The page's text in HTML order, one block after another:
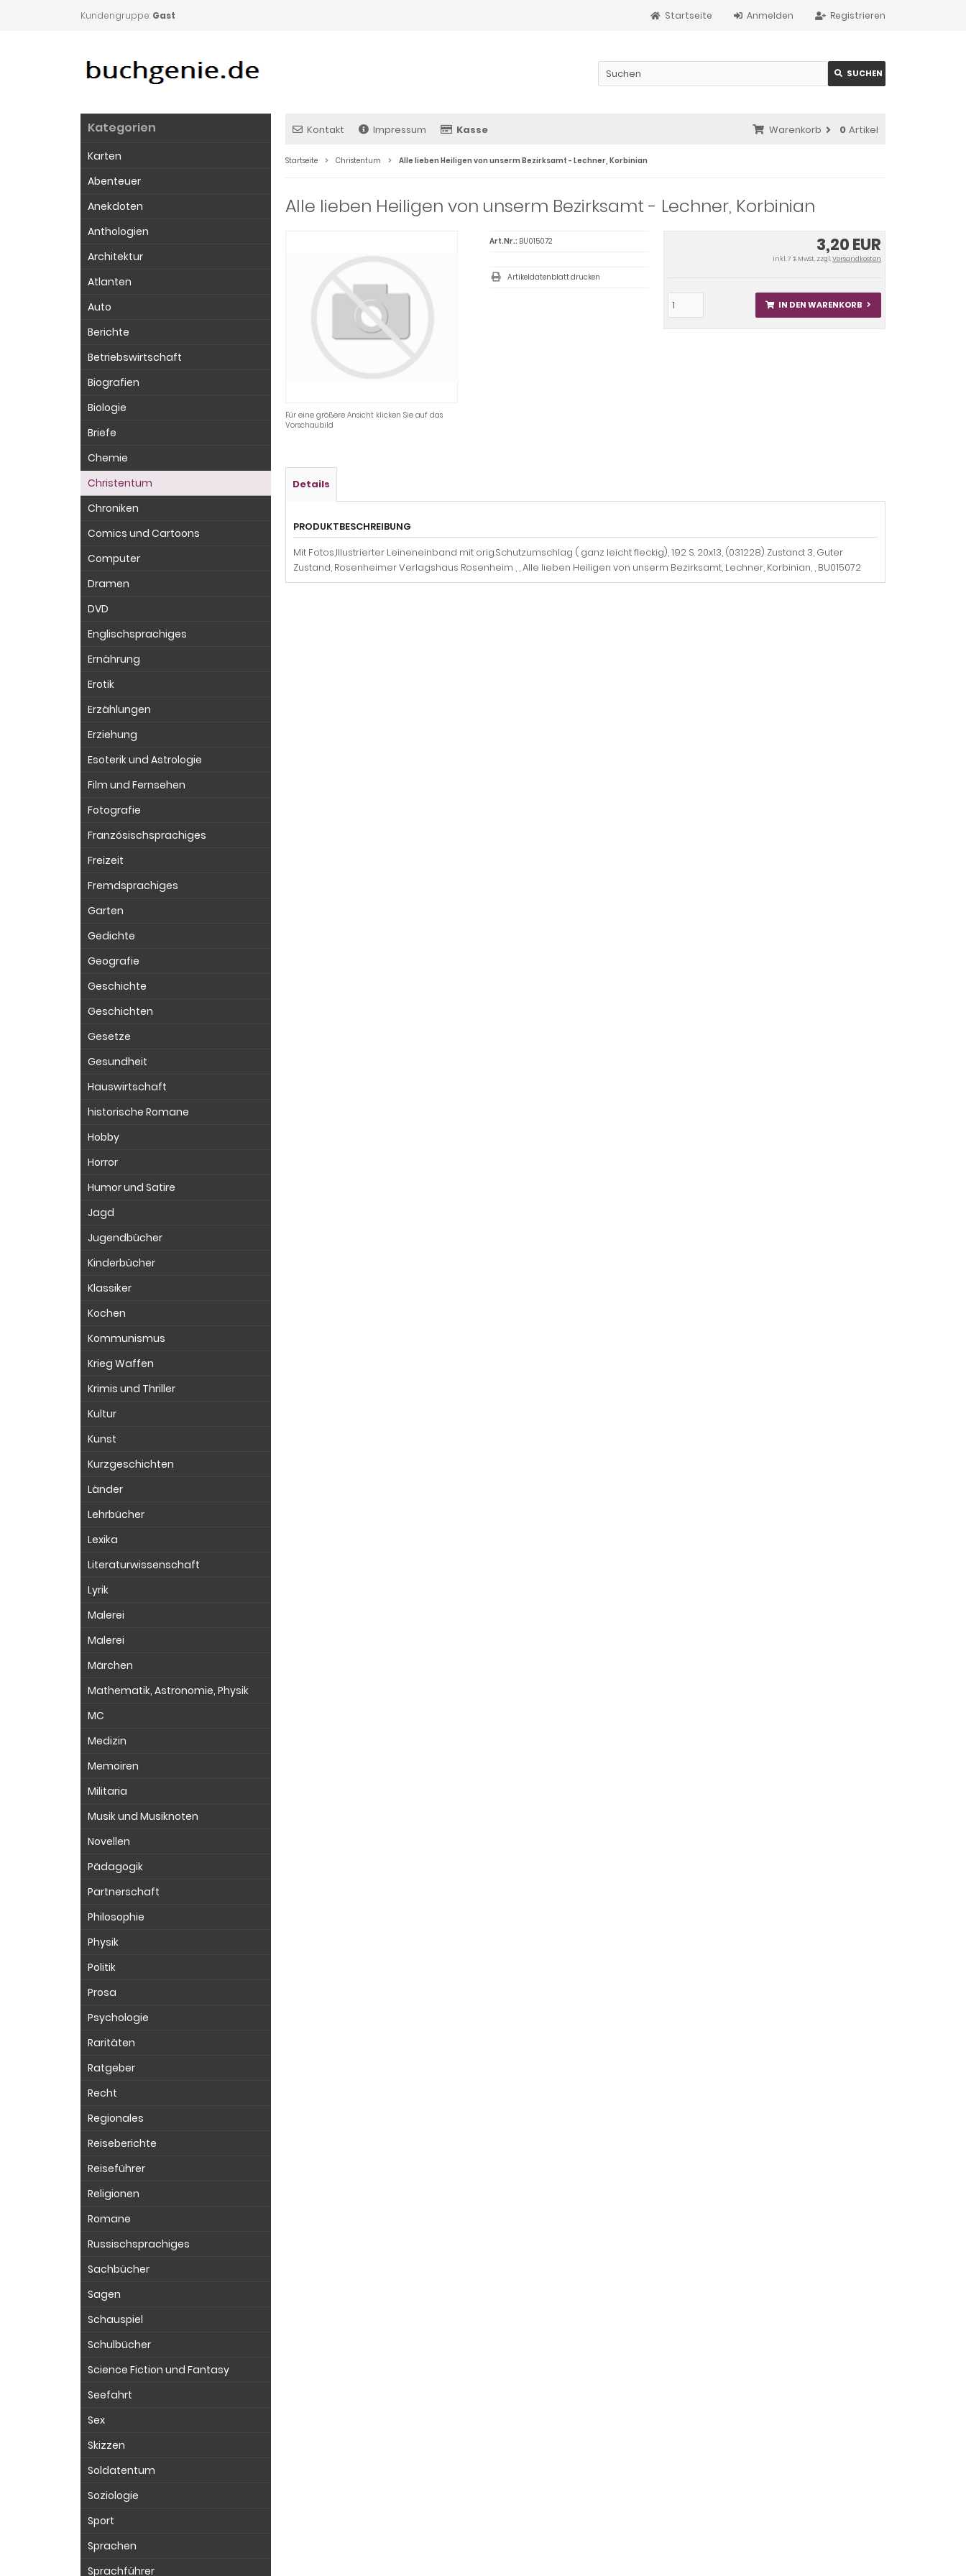
Kundengruppe: Gast Registrieren
Anmelden
Startseite
SUCHEN
Kontakt Impressum Kasse Warenkorb 0 Artikel
Startseite Christentum Alle lieben Heiligen von unserm Bezirksamt - Lechner, Korbinian
Alle lieben Heiligen von unserm Bezirksamt - Lechner, Korbinian
Für eine größere Ansicht klicken Sie auf das
Vorschaubild
3,20 EUR
inkl. 7 % MwSt. zzgl.Versandkosten
IN DEN WARENKORB
Art.Nr.: BU015072
Artikeldatenblatt drucken
Details
PRODUKTBESCHREIBUNG
Mit Fotos,Illustrierter Leineneinband mit orig.Schutzumschlag ( ganz leicht fleckig), 192 S. 20x13, (031228) Zustand: 3, Guter
Zustand, Rosenheimer Verlagshaus Rosenheim , , Alle lieben Heiligen von unserm Bezirksamt, Lechner, Korbinian, , BU015072
Kategorien
Karten
Abenteuer
Anekdoten
Anthologien
Architektur
Atlanten
Auto
Berichte
Betriebswirtschaft
Biografien
Biologie
Briefe
Chemie
Christentum
Chroniken
Comics und Cartoons
Computer
Dramen
DVD
Englischsprachiges
Ernährung
Erotik
Erzählungen
Erziehung
Esoterik und Astrologie
Film und Fernsehen
Fotografie
Französischsprachiges
Freizeit
Fremdsprachiges
Garten
Gedichte
Geografie
Geschichte
Geschichten
Gesetze
Gesundheit
Hauswirtschaft
historische Romane
Hobby
Horror
Humor und Satire
Jagd
Jugendbücher
Kinderbücher
Klassiker
Kochen
Kommunismus
Krieg Waffen
Krimis und Thriller
Kultur
Kunst
Kurzgeschichten
Länder
Lehrbücher
Lexika
Literaturwissenschaft
Lyrik
Malerei
Malerei
Märchen
Mathematik, Astronomie, Physik
MC
Medizin
Memoiren
Militaria
Musik und Musiknoten
Novellen
Pädagogik
Partnerschaft
Philosophie
Physik
Politik
Prosa
Psychologie
Raritäten
Ratgeber
Recht
Regionales
Reiseberichte
Reiseführer
Religionen
Romane
Russischsprachiges
Sachbücher
Sagen
Schauspiel
Schulbücher
Science Fiction und Fantasy
Seefahrt
Sex
Skizzen
Soldatentum
Soziologie
Sport
Sprachen
Sprachführer